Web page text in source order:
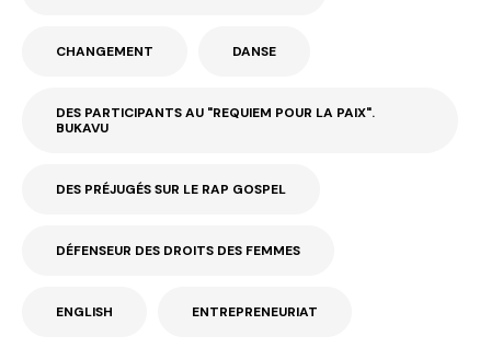
CHANGEMENT DANSE
DES PARTICIPANTS AU "REQUIEM POUR LA PAIX".
BUKAVU
DES PRÉJUGÉS SUR LE RAP GOSPEL
DÉFENSEUR DES DROITS DES FEMMES
ENGLISH ENTREPRENEURIAT